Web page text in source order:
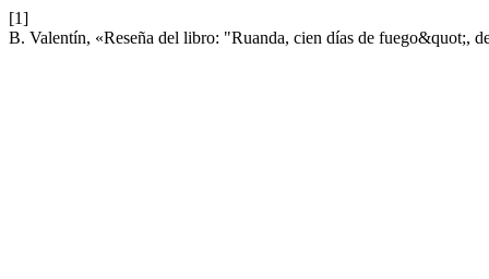
[1]
B. Valentín, «Reseña del libro: "Ruanda, cien días de fuego&quot;,